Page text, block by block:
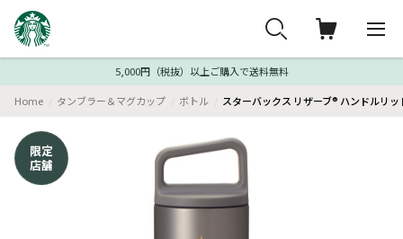
5,000円（税抜）以上ご購入で送料無料
Home タンブラー＆マグカップ ボトル スターバックス リザーブ® ハンドルリ
限定
店舗